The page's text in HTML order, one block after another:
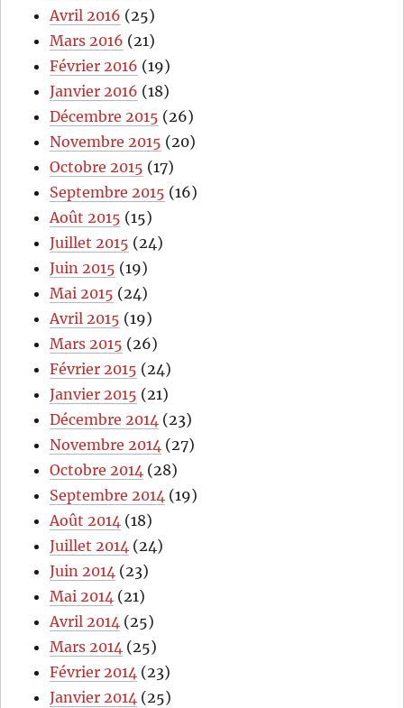
Avril 2016 (25)
Mars 2016 (21)
Février 2016 (19)
Janvier 2016 (18)
Décembre 2015 (26)
Novembre 2015 (20)
Octobre 2015 (17)
Septembre 2015 (16)
Août 2015 (15)
Juillet 2015 (24)
Juin 2015 (19)
Mai 2015 (24)
Avril 2015 (19)
Mars 2015 (26)
Février 2015 (24)
Janvier 2015 (21)
Décembre 2014 (23)
Novembre 2014 (27)
Octobre 2014 (28)
Septembre 2014 (19)
Août 2014 (18)
Juillet 2014 (24)
Juin 2014 (23)
Mai 2014 (21)
Avril 2014 (25)
Mars 2014 (25)
Février 2014 (23)
Janvier 2014 (25)